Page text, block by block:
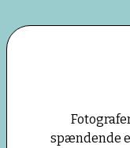
spændende